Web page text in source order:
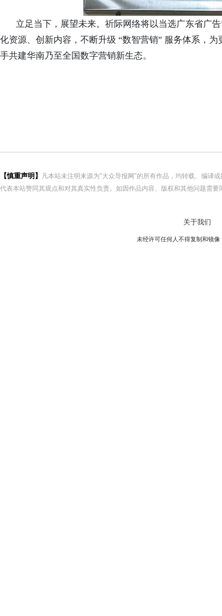
立足当下，展望未来。祈际网络将以当选广东省广
化资源、创新内容，不断升级 “数智营销” 服务体系，
手共建华南乃至全国数字营销新生态。
【慎重声明】
凡本站未注明来源为"大众导报网"的所有作品，均转载、编译
代表本站赞同其观点和对其真实性负责。如因作品内容、版权和其他问题需
关于我们
未经许可任何人不得复制和镜